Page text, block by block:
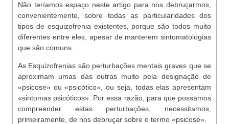
Não teríamos espaço neste artigo para nos debruçarmos,
convenientemente, sobre todas as particularidades dos
tipos de esquizofrenia existentes, porque são todos muito
diferentes entre eles, apesar de manterem sintomatologias
que são comuns.
As Esquizofrenias são perturbações mentais graves que se
aproximam umas das outras muito pela designação de
«psicose» ou «psicótico», ou seja, todas elas apresentam
«sintomas psicóticos». Por essa razão, para que possamos
compreender estas perturbações, necessitamos,
primeiramente, de nos debruçar sobre o termo «psicose».